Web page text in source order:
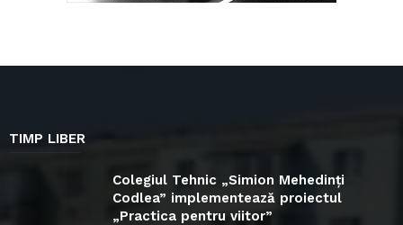
TIMP LIBER
Colegiul Tehnic „Simion Mehedinți
Codlea” implementează proiectul
„Practica pentru viitor”